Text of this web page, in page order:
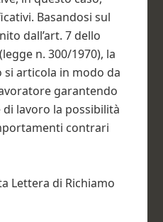
Basandosi sul
dall’art. 7 dello
n. 300/1970), la
articola in modo da
garantendo
lavoro la possibilità
contrari
Lettera di Richiamo